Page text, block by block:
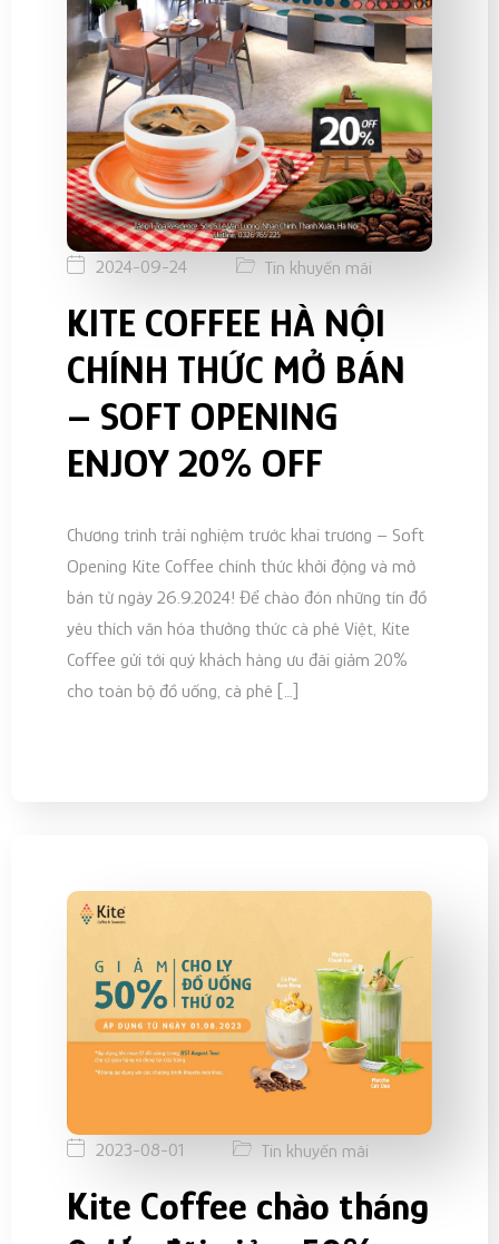
2024-09-24 Tin khuyến mãi
KITE COFFEE HÀ NỘI
CHÍNH THỨC MỞ BÁN
– SOFT OPENING
ENJOY 20% OFF
Chương trình trải nghiệm trước khai trương – Soft
Opening Kite Coffee chính thức khởi động và mở
bán từ ngày 26.9.2024! Để chào đón những tín đồ
yêu thích văn hóa thưởng thức cà phê Việt, Kite
Coffee gửi tới quý khách hàng ưu đãi giảm 20%
cho toàn bộ đồ uống, cà phê […]
2023-08-01 Tin khuyến mãi
Kite Coffee chào tháng